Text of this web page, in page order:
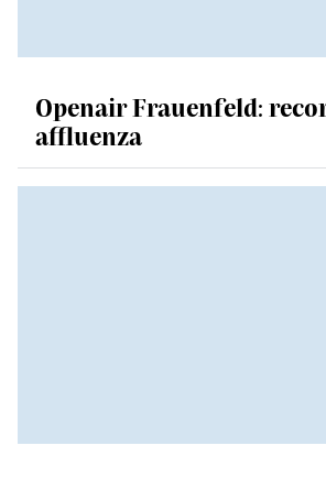
Openair Frauenfeld:
affluenza